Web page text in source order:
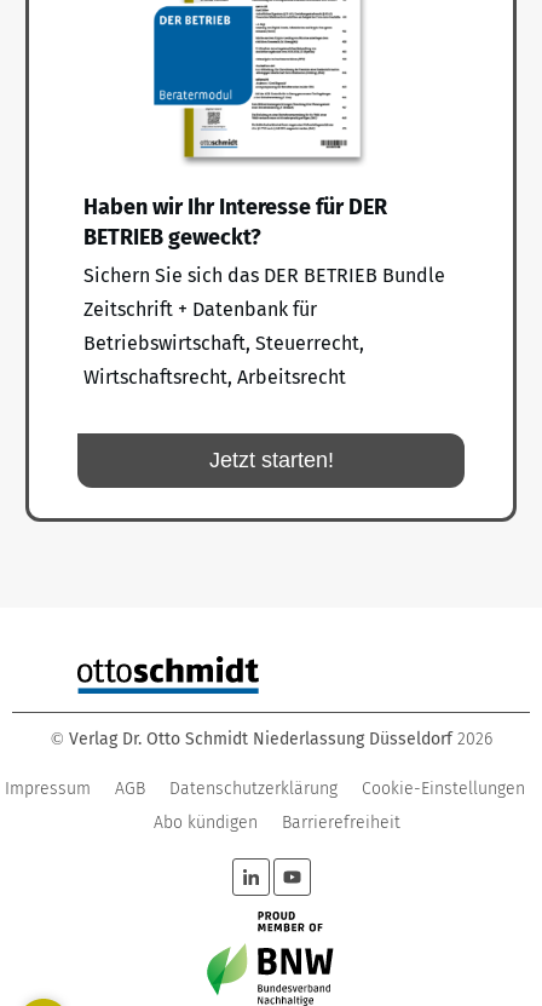
Haben wir Ihr Interesse für DER
BETRIEB geweckt?
Sichern Sie sich das DER BETRIEB Bundle
Zeitschrift + Datenbank für
Betriebswirtschaft, Steuerrecht,
Wirtschaftsrecht, Arbeitsrecht
Jetzt starten!
© Verlag Dr. Otto Schmidt Niederlassung Düsseldorf 2026
Impressum AGB Datenschutzerklärung
Cookie-Einstellungen
Abo kündigen
Barrierefreiheit